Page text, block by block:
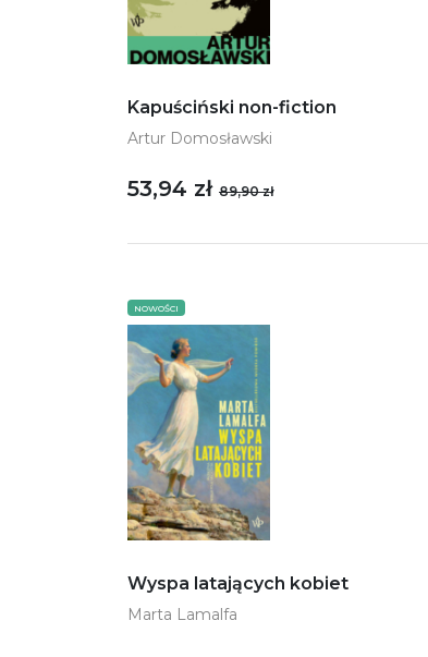
Kapuściński non-fiction
Artur Domosławski
53,94 zł 89,90 zł
NOWOŚCI
Wyspa latających kobiet
Marta Lamalfa